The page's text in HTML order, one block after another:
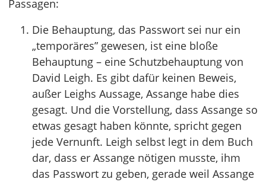
Passagen:
Die Behauptung, das Passwort sei nur ein
„temporäres” gewesen, ist eine bloße
Behauptung – eine Schutzbehauptung von
David Leigh. Es gibt dafür keinen Beweis,
außer Leighs Aussage, Assange habe dies
gesagt. Und die Vorstellung, dass Assange so
etwas gesagt haben könnte, spricht gegen
jede Vernunft. Leigh selbst legt in dem Buch
dar, dass er Assange nötigen musste, ihm
das Passwort zu geben, gerade weil Assange